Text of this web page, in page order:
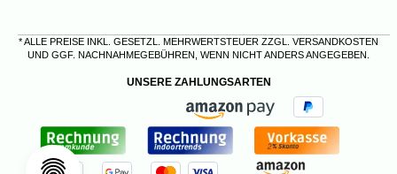
* ALLE PREISE INKL. GESETZL. MEHRWERTSTEUER ZZGL. VERSANDKOSTEN
UND GGF. NACHNAHMEGEBÜHREN, WENN NICHT ANDERS ANGEGEBEN.
UNSERE ZAHLUNGSARTEN